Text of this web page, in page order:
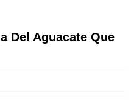
Del Aguacate Que